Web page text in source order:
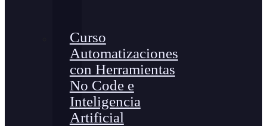
Curso
Automatizaciones
con Herramientas
No Code e
Inteligencia
Artificial